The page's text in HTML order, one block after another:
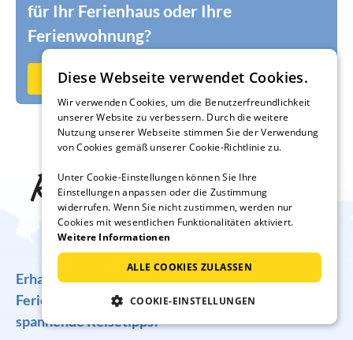
für Ihr Ferienhaus oder Ihre
Ferienwohnung?
Jetzt auf Ferienhausmiete.de vermieten
Reise-Inspiration frei
Haus
Erhalten Sie regelmäßig Angebote für traumhafte
Ferienunterkünfte, tolle Gewinnspiele und
spannende Reisetipps!
Diese Webseite verwendet Cookies.
Wir verwenden Cookies, um die Benutzerfreundlichkeit
unserer Website zu verbessern. Durch die weitere
Nutzung unserer Webseite stimmen Sie der Verwendung
von Cookies gemäß unserer Cookie-Richtlinie zu.
Unter Cookie-Einstellungen können Sie Ihre
Einstellungen anpassen oder die Zustimmung
widerrufen. Wenn Sie nicht zustimmen, werden nur
Cookies mit wesentlichen Funktionalitäten aktiviert.
Weitere Informationen
ALLE COOKIES ZULASSEN
COOKIE-EINSTELLUNGEN